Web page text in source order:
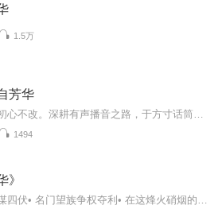
1.5万
芳华
1494
》